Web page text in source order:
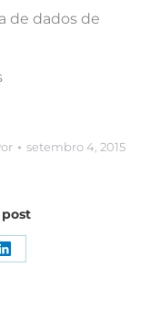
de dados de
setembro 4, 2015
Compartilhar